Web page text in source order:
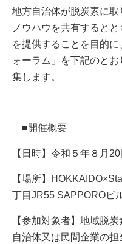
地方自治体が脱炭素に
ノウハウを共有すると
を提供することを目的
ォーラム」を下記のと
集します。
■開催概要
【日時】令和５年８月
【場所】
丁目JR55 SAPPOROビ
【参加対象者】地域脱
自治体又は民間企業の担